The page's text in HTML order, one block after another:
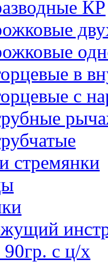
КР
в
с
стремянки
с ц/х